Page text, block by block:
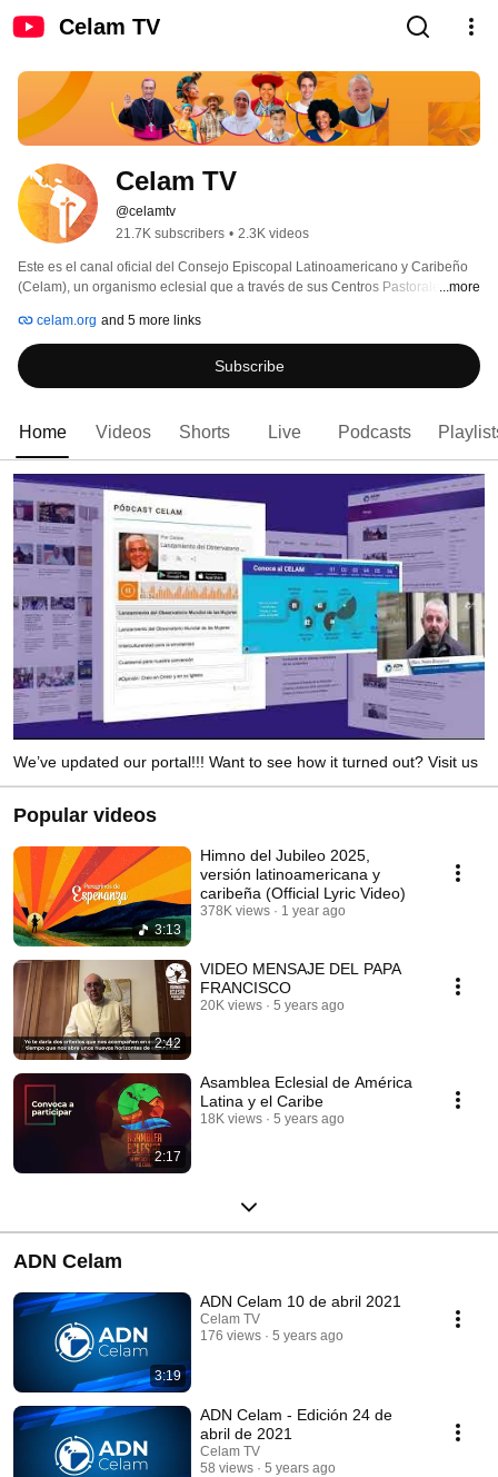
Celam TV
Celam TV
@celamtv
21.7K subscribers • 2.3K videos
Este es el canal oficial del Consejo Episcopal Latinoamericano y Caribeño
(Celam), un organismo eclesial que a través de sus Centros Pastorales
el Caribe.
...more
celam.org and 5 more links
Subscribe
Home Videos Shorts Live Podcasts
We’ve updated our portal!!! Want to see how it turned out? Visit us
Popular videos
3:13
Himno del Jubileo 2025,
versión latinoamericana y
caribeña (Official Lyric Video)
378K views 1 year ago
2:42
VIDEO MENSAJE DEL PAPA
FRANCISCO
20K views 5 years ago
2:17
Asamblea Eclesial de América
Latina y el Caribe
18K views 5 years ago
ADN Celam
3:19
ADN Celam 10 de abril 2021
Celam TV
176 views
5 years ago
ADN Celam - Edición 24 de
abril de 2021
Celam TV
58 views
5 years ago